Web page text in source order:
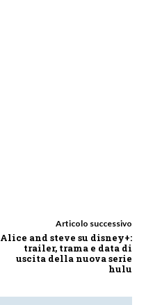
Articolo successivo
Alice and steve su disney+:
trailer, trama e data di
uscita della nuova serie
hulu